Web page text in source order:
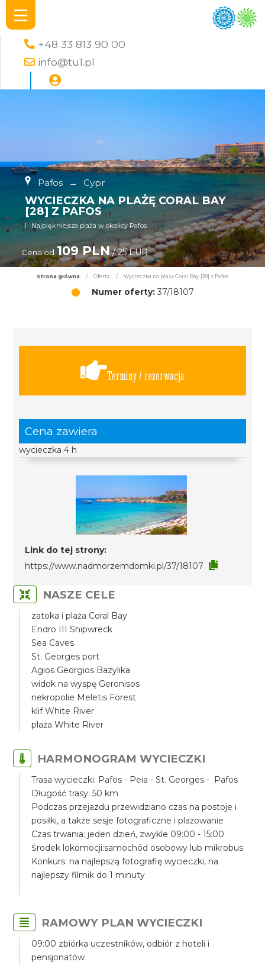
+48 33 813 90 00
info@tu1.pl
Pafos → Cypr
WYCIECZKA NA PLAŻĘ CORAL BAY
[28] Z PAFOS
Najpiękniejsza plaża w okolicy Pafos
Cena od 109 PLN/ 25 EUR
Strona główna / Oferta / Wycieczka na plażę Coral Bay [28] z Pafos
Numer oferty:37/18107
Terminy / rezerwacja
Cena zawiera
wycieczka 4 h
Link do tej strony:
https://www.nadmorzemdomki.pl/37/18107
NASZE CELE
zatoka i plaża Coral Bay
Endro III Shipwreck
Sea Caves
St. Georges port
Agios Georgios Bazylika
widok na wyspę Geronisos
nekropolie Meletis Forest
klif White River
plaża White River
HARMONOGRAM WYCIECZKI
Trasa wycieczki: Pafos - Peia - St. Georges - Pafos
Długość trasy: 50 km
Podczas przejazdu przewidziano czas na postoje i
posiłki, a także sesje fotograficzne i plażowanie
Czas trwania: jeden dzień, zwykle 09:00 - 15:00
Środek lokomocji:samochód osobowy lub mikrobus
Konkurs: na najlepszą fotografię wycieczki, na
najlepszy filmik do 1 minuty
RAMOWY PLAN WYCIECZKI
09:00 zbiórka uczestników, odbiór z hoteli i
pensjonatów